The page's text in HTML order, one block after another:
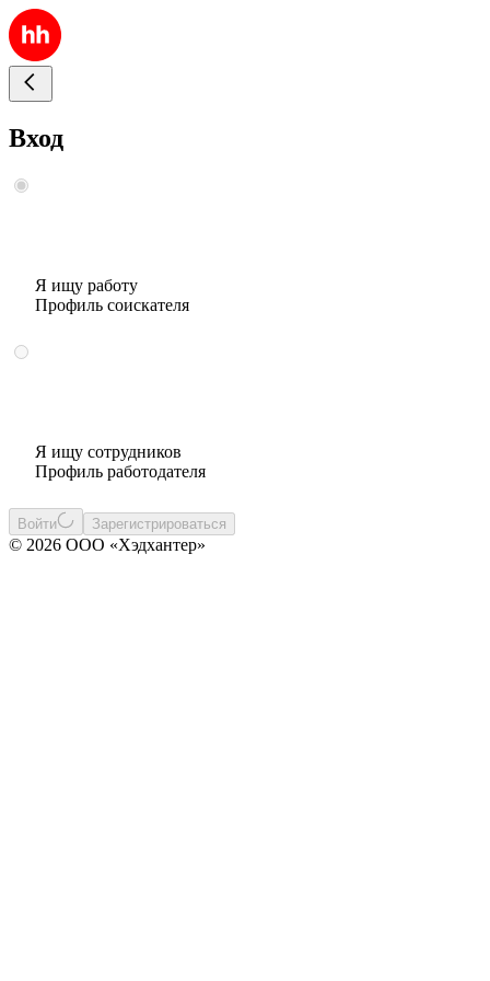
Вход
Я ищу работу
Профиль соискателя
Я ищу сотрудников
Профиль работодателя
Войти Зарегистрироваться
© 2026 ООО «Хэдхантер»